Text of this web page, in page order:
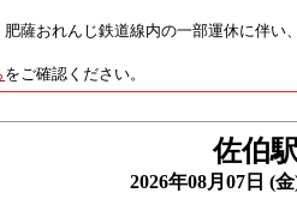
肥薩おれんじ鉄道線内の一部運休に伴
をご確認ください。
佐伯駅
2026年08月07日 (